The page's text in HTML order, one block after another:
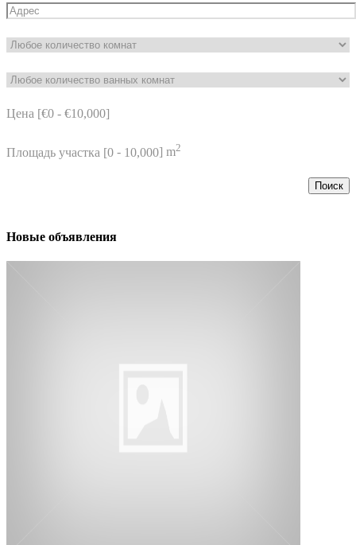
Цена [€0 - €10,000]
Площадь участка [0 - 10,000] m2
Поиск
Новые объявления